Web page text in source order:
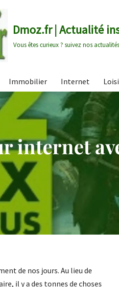
Dmoz.fr | Actualité
Vous êtes curieux ? suivez nos
Immobilier Internet
internet
de nos jours. Au lieu de
il y a des tonnes de choses